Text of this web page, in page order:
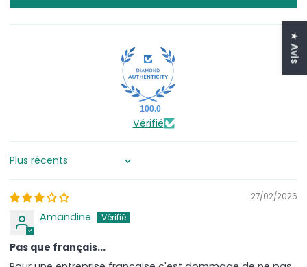
100.0
Vérifié
Sort by
27/02/2026
Amandine
Pas que français...
★ Avis